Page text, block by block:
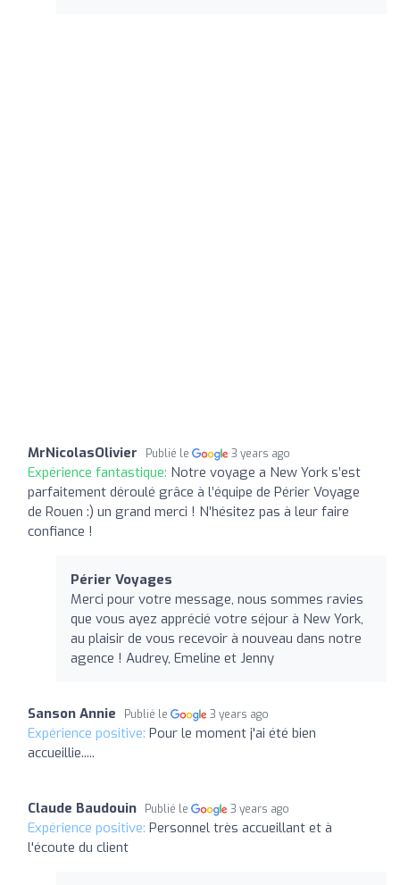
MrNicolasOlivier Publié le 3 years ago
Expérience fantastique: Notre voyage a New York s’est
parfaitement déroulé grâce à l’équipe de Périer Voyage
de Rouen :) un grand merci ! N’hésitez pas à leur faire
confiance !
Périer Voyages
Merci pour votre message, nous sommes ravies
que vous ayez apprécié votre séjour à New York,
au plaisir de vous recevoir à nouveau dans notre
agence ! Audrey, Emeline et Jenny
Sanson Annie Publié le 3 years ago
Expérience positive: Pour le moment j'ai été bien
accueillie.....
Claude Baudouin Publié le 3 years ago
Expérience positive: Personnel très accueillant et à
l'écoute du client